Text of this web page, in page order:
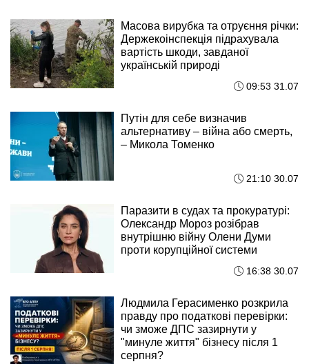
Масова вирубка та отруєння річки:
Держекоінспекція підрахувала
вартість шкоди, завданої
українській природі
09:53 31.07
Путін для себе визначив
альтернативу – війна або смерть,
– Микола Томенко
21:10 30.07
Паразити в судах та прокуратурі:
Олександр Мороз розібрав
внутрішню війну Олени Думи
проти корупційної системи
16:38 30.07
Людмила Герасименко розкрила
правду про податкові перевірки:
чи зможе ДПС зазирнути у
"минуле життя" бізнесу після 1
серпня?